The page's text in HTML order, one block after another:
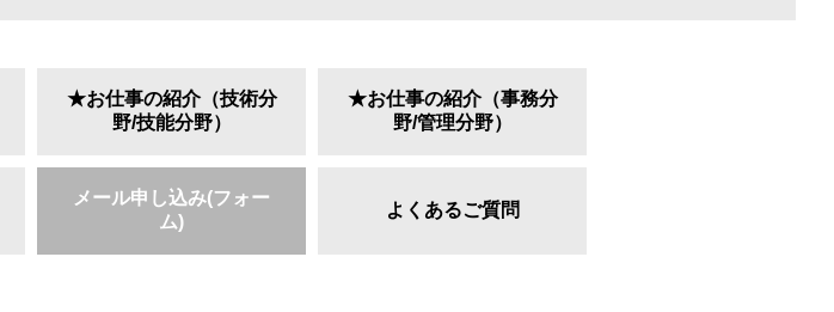
★お仕事の紹介（技術分
野/技能分野）
★お仕事の紹介（事務分
野/管理分野）
メール申し込み(フォー
ム)
よくあるご質問